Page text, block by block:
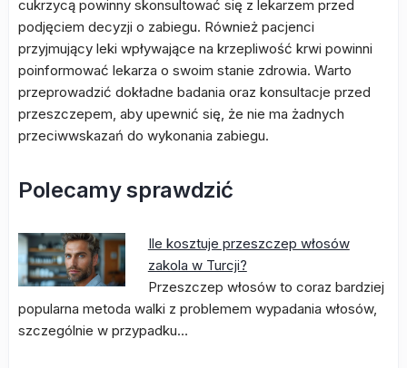
cukrzycą powinny skonsultować się z lekarzem przed
podjęciem decyzji o zabiegu. Również pacjenci
przyjmujący leki wpływające na krzepliwość krwi powinni
poinformować lekarza o swoim stanie zdrowia. Warto
przeprowadzić dokładne badania oraz konsultacje przed
przeszczepem, aby upewnić się, że nie ma żadnych
przeciwwskazań do wykonania zabiegu.
Polecamy sprawdzić
Ile kosztuje przeszczep włosów
zakola w Turcji?
Przeszczep włosów to coraz bardziej
popularna metoda walki z problemem wypadania włosów,
szczególnie w przypadku…